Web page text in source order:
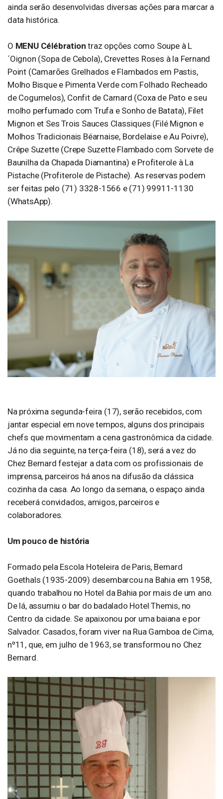
ainda serão desenvolvidas diversas ações para marcar a
data histórica.
O MENU Célébration traz opções como Soupe à L
´Oignon (Sopa de Cebola), Crevettes Roses à la Fernand
Point (Camarões Grelhados e Flambados em Pastis,
Molho Bisque e Pimenta Verde com Folhado Recheado
de Cogumelos), Confit de Carnard (Coxa de Pato e seu
molho perfumado com Trufa e Sonho de Batata), Filet
Mignon et Ses Trois Sauces Classiques (Filé Mignon e
Molhos Tradicionais Béarnaise, Bordelaise e Au Poivre),
Crêpe Suzette (Crepe Suzette Flambado com Sorvete de
Baunilha da Chapada Diamantina) e Profiterole à La
Pistache (Profiterole de Pistache). As reservas podem
ser feitas pelo (71) 3328-1566 e (71) 99911-1130
(WhatsApp).
Na próxima segunda-feira (17), serão recebidos, com
jantar especial em nove tempos, alguns dos principais
chefs que movimentam a cena gastronômica da cidade.
Já no dia seguinte, na terça-feira (18), será a vez do
Chez Bernard festejar a data com os profissionais de
imprensa, parceiros há anos na difusão da clássica
cozinha da casa. Ao longo da semana, o espaço ainda
receberá convidados, amigos, parceiros e
colaboradores.
Um pouco de história
Formado pela Escola Hoteleira de Paris, Bernard
Goethals (1935-2009) desembarcou na Bahia em 1958,
quando trabalhou no Hotel da Bahia por mais de um ano.
De lá, assumiu o bar do badalado Hotel Themis, no
Centro da cidade. Se apaixonou por uma baiana e por
Salvador. Casados, foram viver na Rua Gamboa de Cima,
nº11, que, em julho de 1963, se transformou no Chez
Bernard.